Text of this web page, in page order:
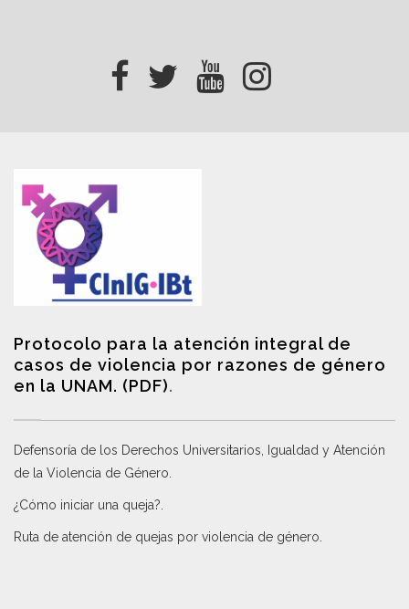
Protocolo para la atención integral de
casos de violencia por razones de género
en la UNAM. (PDF).
Defensoría de los Derechos Universitarios, Igualdad y Atención
de la Violencia de Género
¿Cómo iniciar una queja?
Ruta de atención de quejas por violencia de género